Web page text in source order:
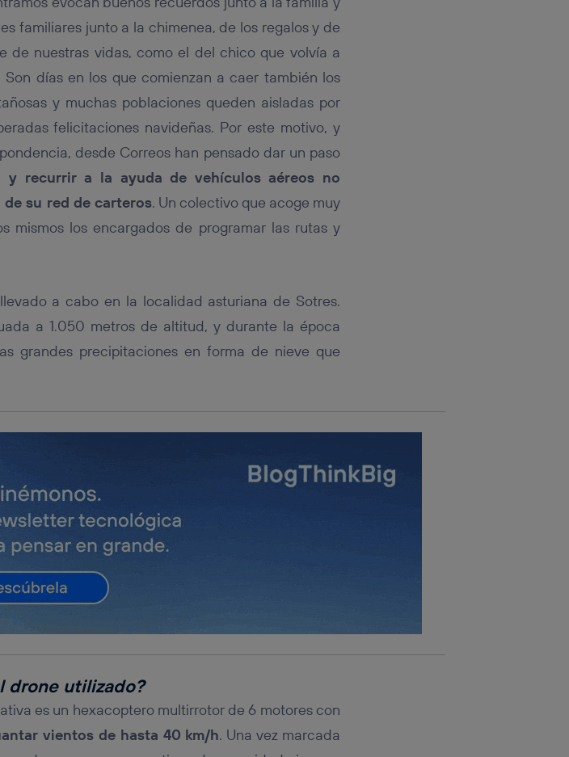
familiares junto a la chimenea, de los regalos y de
de nuestras vidas, como el del chico que volvía a
días en los que comienzan a caer también los
y muchas poblaciones queden aisladas por
felicitaciones navideñas. Por este motivo, y
desde Correos han pensado dar un paso
recurrir a la ayuda de vehículos aéreos no
su red de carteros. Un colectivo que acoge muy
mismos los encargados de programar las rutas y
a cabo en la localidad asturiana de Sotres.
a 1.050 metros de altitud, y durante la época
grandes precipitaciones en forma de nieve que
drone utilizado?
es un hexacoptero multirrotor de 6 motores con
vientos de hasta 40 km/h. Una vez marcada
de la tecnología recibirá el mismo identificador.
(p. ej., Wi-Fi), el marketing o análisis se
de navegación de los miembros del hogar que
será más personalizado, ya que se basará
del móvil.
seleccionando “Administrar Utiq” en la parte
portal de privacidad de Utiq (“consenthub”).
de privacidad de Utiq.